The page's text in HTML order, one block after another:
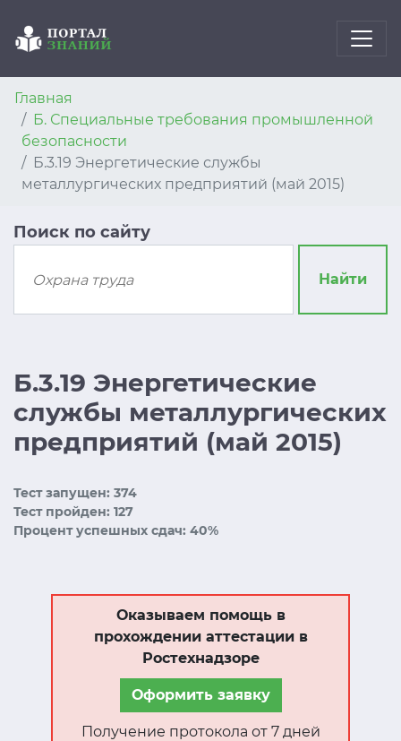
Главная
Б. Специальные требования промышленной
безопасности
Б.3.19 Энергетические службы
металлургических предприятий (май 2015)
Поиск по сайту
Найти
Б.3.19 Энергетические
службы металлургических
предприятий (май 2015)
Тест запущен: 374
Тест пройден: 127
Процент успешных сдач: 40%
Оказываем помощь в
прохождении аттестации в
Ростехнадзоре
Оформить заявку
Получение протокола от 7 дней